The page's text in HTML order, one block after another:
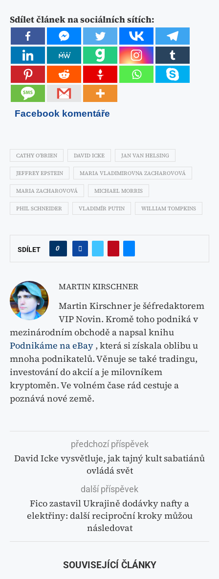
Sdílet článek na sociálních sítích:
Facebook komentáře
CATHY O’BRIEN DAVID ICKE JAN VAN HELSING
JEFFREY EPSTEIN MARIA VLADIMIROVNA ZACHAROVOVÁ
MARIA ZACHAROVOVÁ MICHAEL MORRIS
PHIL SCHNEIDER VLADIMÍR PUTIN WILLIAM TOMPKINS
SDÍLET 0
MARTIN KIRSCHNER
Martin Kirschner je šéfredaktorem
VIP Novin. Kromě toho podniká v
mezinárodním obchodě a napsal knihu
Podnikáme na eBay , která si získala oblibu u
mnoha podnikatelů. Věnuje se také tradingu,
investování do akcií a je milovníkem
kryptoměn. Ve volném čase rád cestuje a
poznává nové země.
předchozí příspěvek
David Icke vysvětluje, jak tajný kult sabatiánů
ovládá svět
další příspěvek
Fico zastavil Ukrajině dodávky nafty a
elektřiny: další reciproční kroky můžou
následovat
SOUVISEJÍCÍ ČLÁNKY